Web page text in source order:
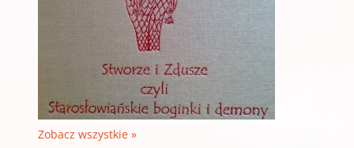
Zobacz wszystkie »